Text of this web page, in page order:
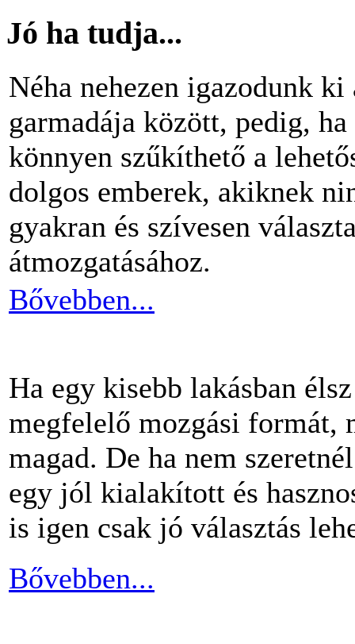
Jó ha tudja...
Néha nehezen igazodunk
garmadája között, pedig,
könnyen szűkíthető a
dolgos emberek, akiknek
gyakran és szívesen
átmozgatásához.
Bővebben...
Ha egy kisebb lakásban
megfelelő mozgási formát,
magad. De ha nem
egy jól kialakított és
is igen csak jó választás
Bővebben...